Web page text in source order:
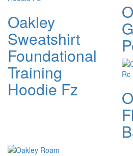
Oakley
Sweatshirt
Foundational
Training
Hoodie Fz